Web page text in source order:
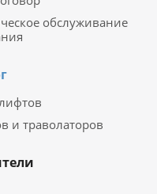
обслуживание
и траволаторов